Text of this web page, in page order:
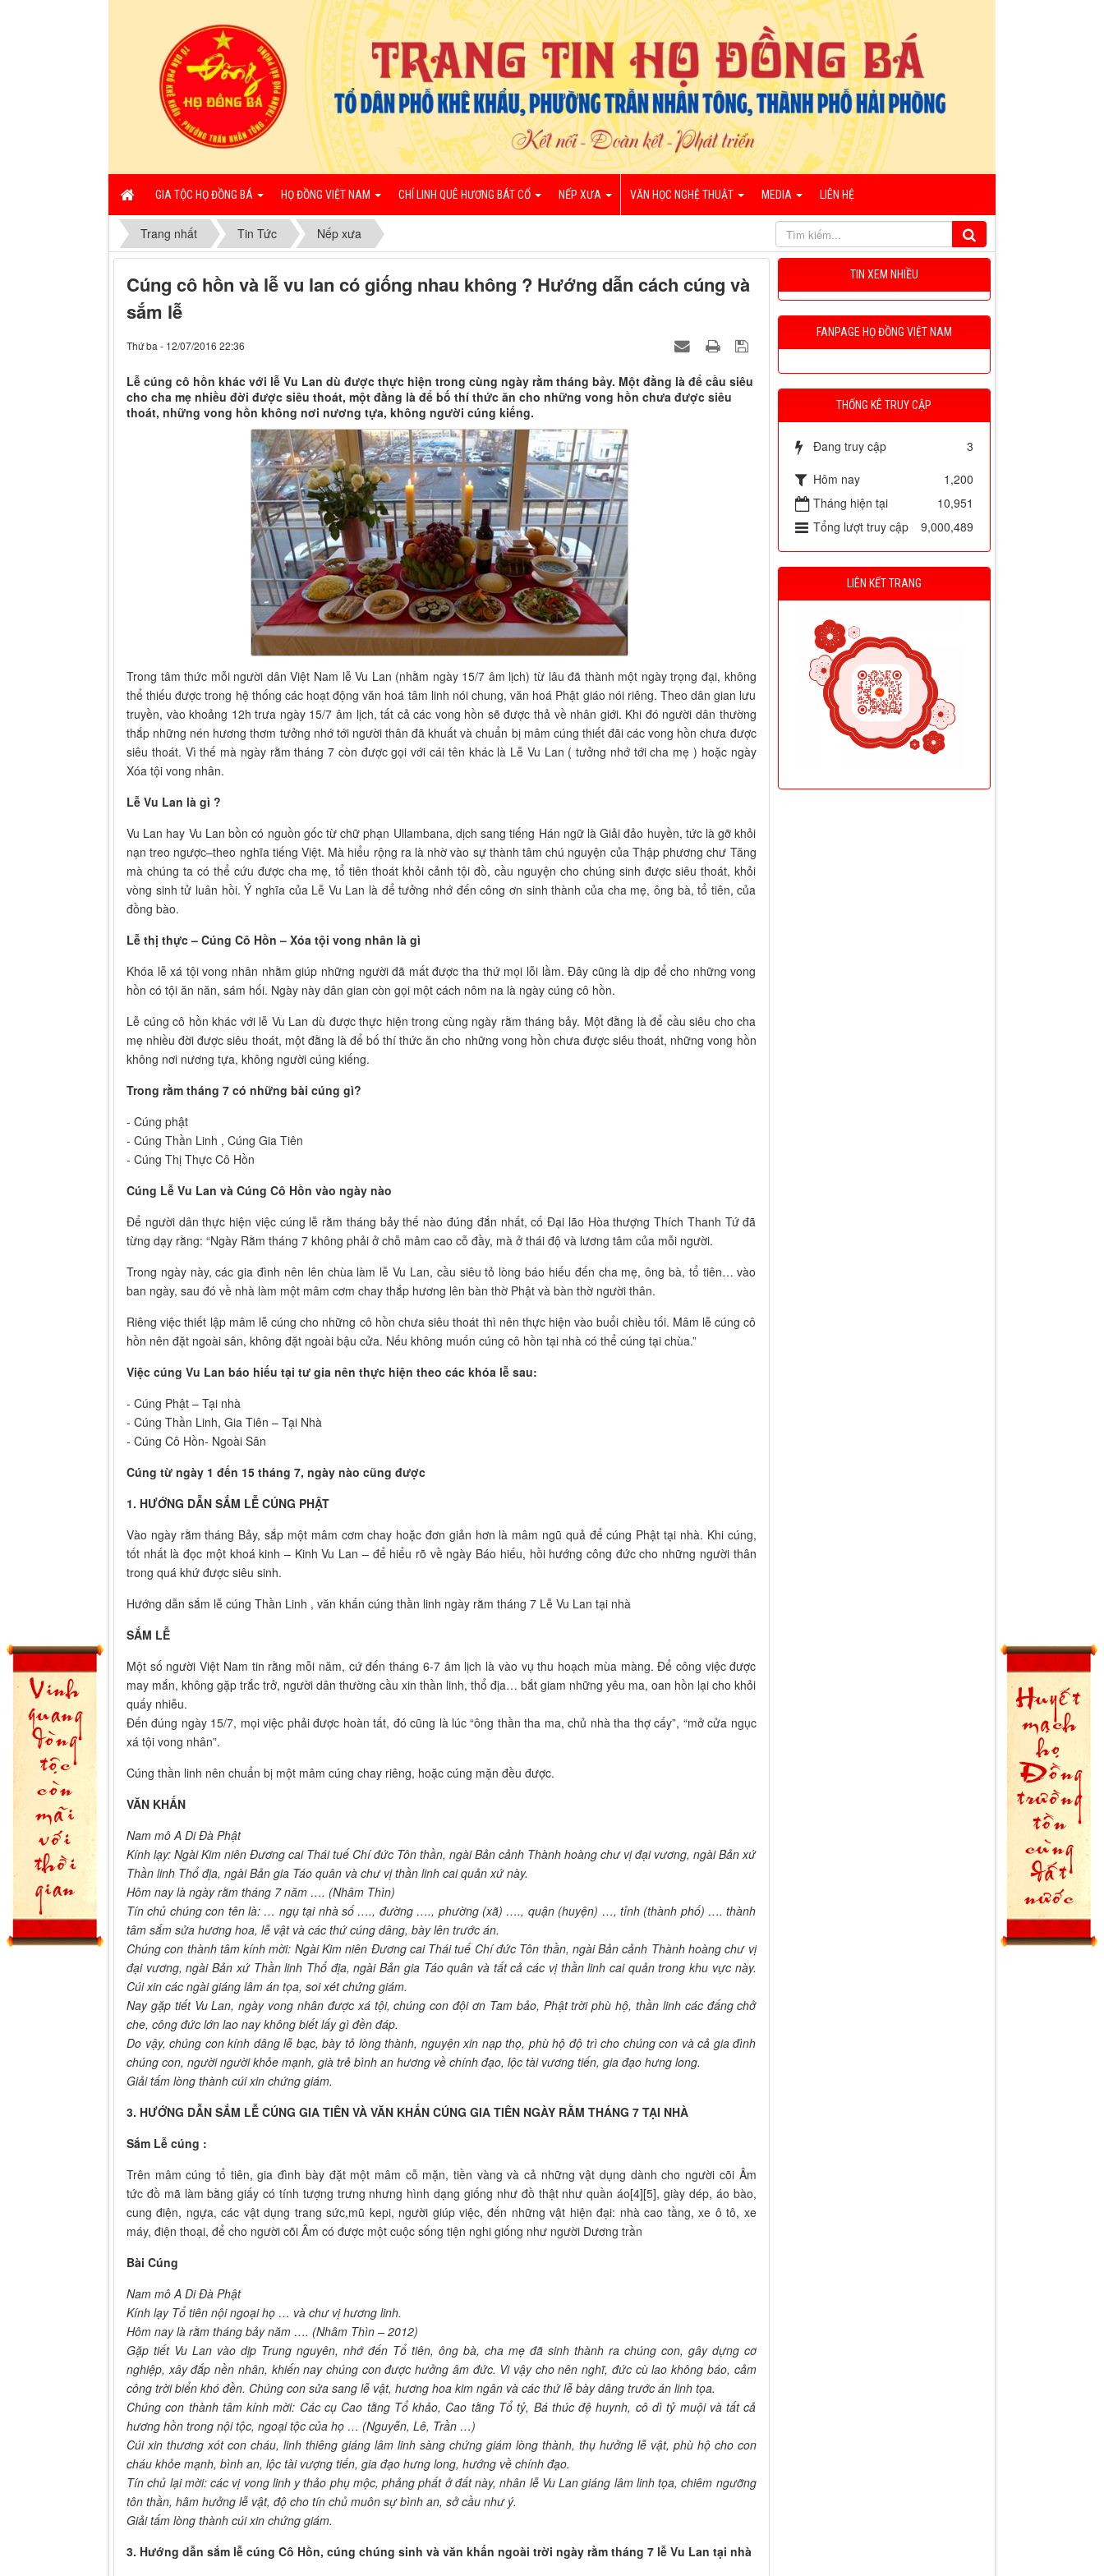
GIA TỘC HỌ ĐỒNG BÁ HỌ ĐỒNG VIỆT NAM CHÍ LINH QUÊ HƯƠNG BÁT CỔ NẾP XƯA VĂN HỌC NGHỆ THUẬT MEDIA LIÊN HỆ
Trang nhất Tin Tức Nếp xưa
Cúng cô hồn và lễ vu lan có giống nhau không ? Hướng dẫn cách cúng và
sắm lễ
Thứ ba - 12/07/2016 22:36
Lễ cúng cô hồn khác với lễ Vu Lan dù được thực hiện trong cùng ngày rằm tháng bảy. Một đằng là để cầu siêu
cho cha mẹ nhiều đời được siêu thoát, một đằng là để bố thí thức ăn cho những vong hồn chưa được siêu
thoát, những vong hồn không nơi nương tựa, không người cúng kiếng.
Trong tâm thức mỗi người dân Việt Nam lễ Vu Lan (nhằm ngày 15/7 âm lịch) từ lâu đã thành một ngày trọng đại, không
thể thiếu được trong hệ thống các hoạt động văn hoá tâm linh nói chung, văn hoá Phật giáo nói riêng. Theo dân gian lưu
truyền, vào khoảng 12h trưa ngày 15/7 âm lịch, tất cả các vong hồn sẽ được thả về nhân giới. Khi đó người dân thường
thắp những nén hương thơm tưởng nhớ tới người thân đã khuất và chuẩn bị mâm cúng thiết đãi các vong hồn chưa được
siêu thoát. Vì thế mà ngày rằm tháng 7 còn được gọi với cái tên khác là Lễ Vu Lan ( tưởng nhớ tới cha mẹ ) hoặc ngày
Xóa tội vong nhân.
Lễ Vu Lan là gì ?
Vu Lan hay Vu Lan bồn có nguồn gốc từ chữ phạn Ullambana, dịch sang tiếng Hán ngữ là Giải đảo huyền, tức là gỡ khỏi
nạn treo ngược–theo nghĩa tiếng Việt. Mà hiểu rộng ra là nhờ vào sự thành tâm chú nguyện của Thập phương chư Tăng
mà chúng ta có thể cứu được cha mẹ, tổ tiên thoát khỏi cảnh tội đồ, cầu nguyện cho chúng sinh được siêu thoát, khỏi
vòng sinh tử luân hồi. Ý nghĩa của Lễ Vu Lan là để tưởng nhớ đến công ơn sinh thành của cha mẹ, ông bà, tổ tiên, của
đồng bào.
Lễ thị thực – Cúng Cô Hồn – Xóa tội vong nhân là gì
Khóa lễ xá tội vong nhân nhằm giúp những người đã mất được tha thứ mọi lỗi lầm. Đây cũng là dịp để cho những vong
hồn có tội ăn năn, sám hối. Ngày này dân gian còn gọi một cách nôm na là ngày cúng cô hồn.
Lễ cúng cô hồn khác với lễ Vu Lan dù được thực hiện trong cùng ngày rằm tháng bảy. Một đằng là để cầu siêu cho cha
mẹ nhiều đời được siêu thoát, một đằng là để bố thí thức ăn cho những vong hồn chưa được siêu thoát, những vong hồn
không nơi nương tựa, không người cúng kiếng.
Trong rằm tháng 7 có những bài cúng gì?
- Cúng phật
- Cúng Thần Linh , Cúng Gia Tiên
- Cúng Thị Thực Cô Hồn
Cúng Lễ Vu Lan và Cúng Cô Hồn vào ngày nào
Để người dân thực hiện việc cúng lễ rằm tháng bảy thế nào đúng đắn nhất, cố Đại lão Hòa thượng Thích Thanh Tứ đã
từng dạy rằng: “Ngày Rằm tháng 7 không phải ở chỗ mâm cao cỗ đầy, mà ở thái độ và lương tâm của mỗi người.
Trong ngày này, các gia đình nên lên chùa làm lễ Vu Lan, cầu siêu tỏ lòng báo hiếu đến cha mẹ, ông bà, tổ tiên… vào
ban ngày, sau đó về nhà làm một mâm cơm chay thắp hương lên bàn thờ Phật và bàn thờ người thân.
Riêng việc thiết lập mâm lễ cúng cho những cô hồn chưa siêu thoát thì nên thực hiện vào buổi chiều tối. Mâm lễ cúng cô
hồn nên đặt ngoài sân, không đặt ngoài bậu cửa. Nếu không muốn cúng cô hồn tại nhà có thể cúng tại chùa.”
Việc cúng Vu Lan báo hiếu tại tư gia nên thực hiện theo các khóa lễ sau:
- Cúng Phật – Tại nhà
- Cúng Thần Linh, Gia Tiên – Tại Nhà
- Cúng Cô Hồn- Ngoài Sân
Cúng từ ngày 1 đến 15 tháng 7, ngày nào cũng được
1. HƯỚNG DẪN SẮM LỄ CÚNG PHẬT
Vào ngày rằm tháng Bảy, sắp một mâm cơm chay hoặc đơn giản hơn là mâm ngũ quả để cúng Phật tại nhà. Khi cúng,
tốt nhất là đọc một khoá kinh – Kinh Vu Lan – để hiểu rõ về ngày Báo hiếu, hồi hướng công đức cho những người thân
trong quá khứ được siêu sinh.
Hướng dẫn sắm lễ cúng Thần Linh , văn khấn cúng thần linh ngày rằm tháng 7 Lễ Vu Lan tại nhà
SẮM LỄ
Một số người Việt Nam tin rằng mỗi năm, cứ đến tháng 6-7 âm lịch là vào vụ thu hoạch mùa màng. Để công việc được
may mắn, không gặp trắc trở, người dân thường cầu xin thần linh, thổ địa… bắt giam những yêu ma, oan hồn lại cho khỏi
quấy nhiễu.
Đến đúng ngày 15/7, mọi việc phải được hoàn tất, đó cũng là lúc “ông thần tha ma, chủ nhà tha thợ cấy”, “mở cửa ngục
xá tội vong nhân”.
Cúng thần linh nên chuẩn bị một mâm cúng chay riêng, hoặc cúng mặn đều được.
VĂN KHẤN
Nam mô A Di Đà Phật
Kính lạy: Ngài Kim niên Đương cai Thái tuế Chí đức Tôn thần, ngài Bản cảnh Thành hoàng chư vị đại vương, ngài Bản xứ
Thần linh Thổ địa, ngài Bản gia Táo quân và chư vị thần linh cai quản xứ này.
Hôm nay là ngày rằm tháng 7 năm …. (Nhâm Thìn)
Tín chủ chúng con tên là: … ngụ tại nhà số …., đường …., phường (xã) …., quận (huyện) …, tỉnh (thành phố) …. thành
tâm sắm sửa hương hoa, lễ vật và các thứ cúng dâng, bày lên trước án.
Chúng con thành tâm kính mời: Ngài Kim niên Đương cai Thái tuế Chí đức Tôn thần, ngài Bản cảnh Thành hoàng chư vị
đại vương, ngài Bản xứ Thần linh Thổ địa, ngài Bản gia Táo quân và tất cả các vị thần linh cai quản trong khu vực này.
Cúi xin các ngài giáng lâm án tọa, soi xét chứng giám.
Nay gặp tiết Vu Lan, ngày vong nhân được xá tội, chúng con đội ơn Tam bảo, Phật trời phù hộ, thần linh các đấng chở
che, công đức lớn lao nay không biết lấy gì đền đáp.
Do vậy, chúng con kính dâng lễ bạc, bày tỏ lòng thành, nguyện xin nạp thọ, phù hộ độ trì cho chúng con và cả gia đình
chúng con, người người khỏe mạnh, già trẻ bình an hương về chính đạo, lộc tài vương tiến, gia đạo hưng long.
Giải tấm lòng thành cúi xin chứng giám.
3. HƯỚNG DẪN SẮM LỄ CÚNG GIA TIÊN VÀ VĂN KHẤN CÚNG GIA TIÊN NGÀY RẰM THÁNG 7 TẠI NHÀ
Sắm Lễ cúng :
Trên mâm cúng tổ tiên, gia đình bày đặt một mâm cỗ mặn, tiền vàng và cả những vật dụng dành cho người cõi Âm
tức đồ mã làm bằng giấy có tính tượng trưng nhưng hình dạng giống như đồ thật như quần áo[4][5], giày dép, áo bào,
cung điện, ngựa, các vật dụng trang sức,mũ kepi, người giúp việc, đến những vật hiện đại: nhà cao tầng, xe ô tô, xe
máy, điện thoại, để cho người cõi Âm có được một cuộc sống tiện nghi giống như người Dương trần
Bài Cúng
Nam mô A Di Đà Phật
Kính lạy Tổ tiên nội ngoại họ … và chư vị hương linh.
Hôm nay là rằm tháng bảy năm …. (Nhâm Thìn – 2012)
Gặp tiết Vu Lan vào dịp Trung nguyên, nhớ đến Tổ tiên, ông bà, cha mẹ đã sinh thành ra chúng con, gây dựng cơ
nghiệp, xây đắp nền nhân, khiến nay chúng con được hưởng âm đức. Vi vậy cho nên nghĩ, đức cù lao không báo, cảm
công trời biển khó đền. Chúng con sửa sang lễ vật, hương hoa kim ngân và các thứ lễ bày dâng trước án linh tọa.
Chúng con thành tâm kính mời: Các cụ Cao tằng Tổ khảo, Cao tằng Tổ tỷ, Bá thúc đệ huynh, cô dì tỷ muội và tất cả
hương hồn trong nội tộc, ngoại tộc của họ … (Nguyễn, Lê, Trần …)
Cúi xin thương xót con cháu, linh thiêng giáng lâm linh sàng chứng giám lòng thành, thụ hưởng lễ vật, phù hộ cho con
cháu khỏe mạnh, bình an, lộc tài vượng tiến, gia đạo hưng long, hướng về chính đạo.
Tín chủ lại mời: các vị vong linh y thảo phụ mộc, phảng phất ở đất này, nhân lễ Vu Lan giáng lâm linh tọa, chiêm ngưỡng
tôn thần, hâm hưởng lễ vật, độ cho tín chủ muôn sự bình an, sở cầu như ý.
Giải tấm lòng thành cúi xin chứng giám.
3. Hướng dẫn sắm lễ cúng Cô Hồn, cúng chúng sinh và văn khấn ngoài trời ngày rằm tháng 7 lễ Vu Lan tại nhà
TIN XEM NHIỀU
FANPAGE HỌ ĐỒNG VIỆT NAM
THỐNG KÊ TRUY CẬP
Đang truy cập
3
Hôm nay
1,200
Tháng hiện tại
10,951
Tổng lượt truy cập
9,000,489
LIÊN KẾT TRANG